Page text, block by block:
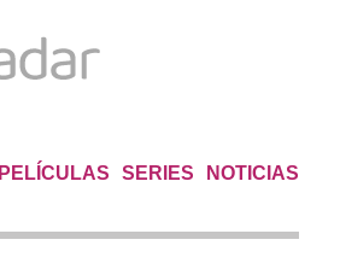
PELÍCULAS SERIES NOTICIAS